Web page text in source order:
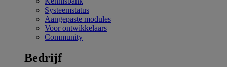
Systeemstatus
Aangepaste modules
Voor ontwikkelaars
Community
Bedrijf